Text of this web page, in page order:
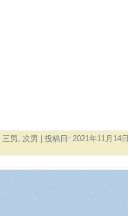
三男 , 次男 | 投稿日:2021年11月14日